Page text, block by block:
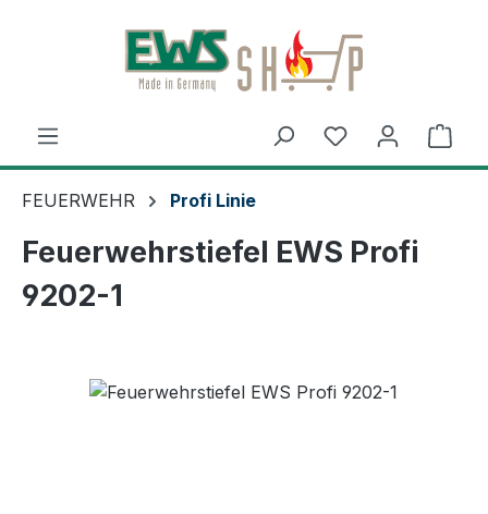
Zum Hauptinhalt springen
FEUERWEHR Profi Linie
Feuerwehrstiefel EWS Profi
9202-1